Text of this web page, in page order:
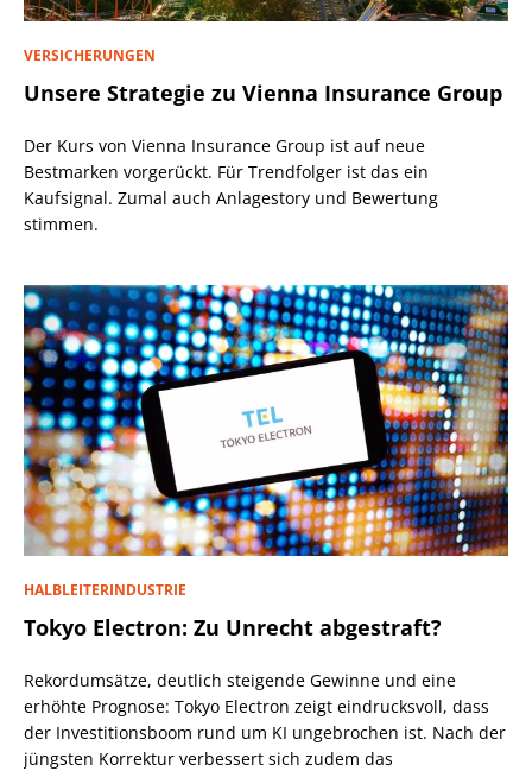
VERSICHERUNGEN
Unsere Strategie zu Vienna Insurance Group
Der Kurs von Vienna Insurance Group ist auf neue
Bestmarken vorgerückt. Für Trendfolger ist das ein
Kaufsignal. Zumal auch Anlagestory und Bewertung
stimmen.
HALBLEITERINDUSTRIE
Tokyo Electron: Zu Unrecht abgestraft?
Rekordumsätze, deutlich steigende Gewinne und eine
erhöhte Prognose: Tokyo Electron zeigt eindrucksvoll, dass
der Investitionsboom rund um KI ungebrochen ist. Nach der
jüngsten Korrektur verbessert sich zudem das